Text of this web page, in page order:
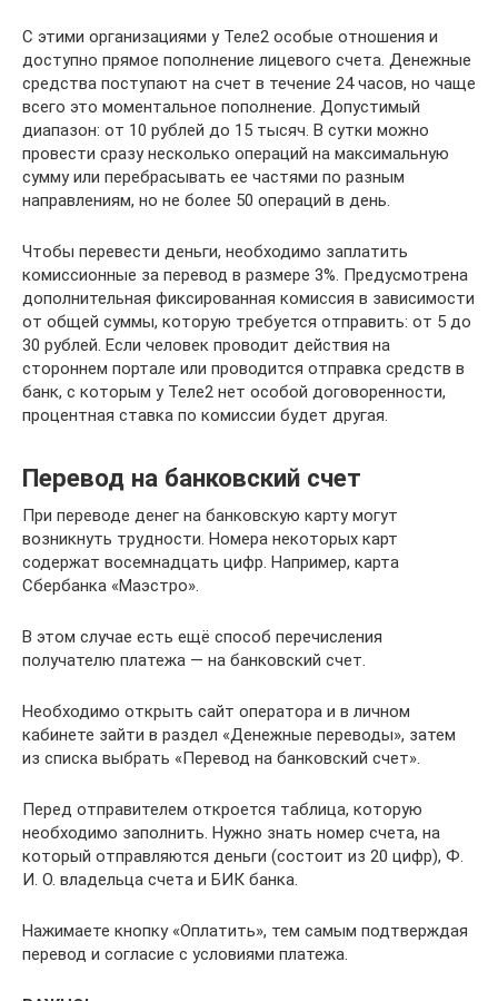
С этими организациями у Теле2 особые отношения и
доступно прямое пополнение лицевого счета. Денежные
средства поступают на счет в течение 24 часов, но чаще
всего это моментальное пополнение. Допустимый
диапазон: от 10 рублей до 15 тысяч. В сутки можно
провести сразу несколько операций на максимальную
сумму или перебрасывать ее частями по разным
направлениям, но не более 50 операций в день.
Чтобы перевести деньги, необходимо заплатить
комиссионные за перевод в размере 3%. Предусмотрена
дополнительная фиксированная комиссия в зависимости
от общей суммы, которую требуется отправить: от 5 до
30 рублей. Если человек проводит действия на
стороннем портале или проводится отправка средств в
банк, с которым у Теле2 нет особой договоренности,
процентная ставка по комиссии будет другая.
Перевод на банковский счет
При переводе денег на банковскую карту могут
возникнуть трудности. Номера некоторых карт
содержат восемнадцать цифр. Например, карта
Сбербанка «Маэстро».
В этом случае есть ещё способ перечисления
получателю платежа — на банковский счет.
Необходимо открыть сайт оператора и в личном
кабинете зайти в раздел «Денежные переводы», затем
из списка выбрать «Перевод на банковский счет».
Перед отправителем откроется таблица, которую
необходимо заполнить. Нужно знать номер счета, на
который отправляются деньги (состоит из 20 цифр), Ф.
И. О. владельца счета и БИК банка.
Нажимаете кнопку «Оплатить», тем самым подтверждая
перевод и согласие с условиями платежа.